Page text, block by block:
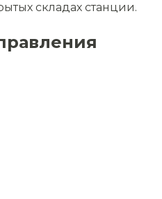
складах станции.